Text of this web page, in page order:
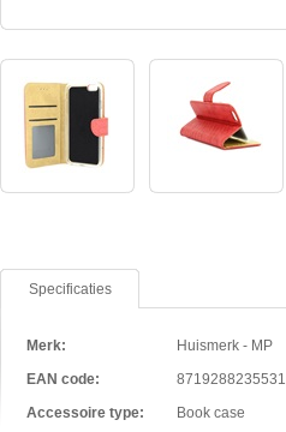
Specificaties
Merk:
Huismerk - MP
EAN code:
8719288235531
Accessoire type:
Book case